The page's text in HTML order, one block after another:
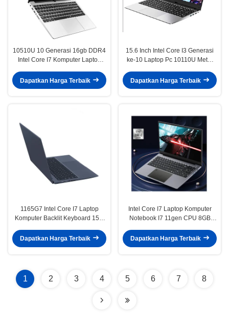
10510U 10 Generasi 16gb DDR4
Intel Core I7 Komputer Laptop
ssd 512GB
Dapatkan Harga Terbaik
15.6 Inch Intel Core I3 Generasi
ke-10 Laptop Pc 10110U Metal
Dapatkan Harga Terbaik
1165G7 Intel Core I7 Laptop
Komputer Backlit Keyboard 15.6
Dapatkan Harga Terbaik
Intel Core I7 Laptop Komputer
Notebook I7 11gen CPU 8GB
Sidik Jari
Dapatkan Harga Terbaik
1 2 3 4 5 6 7 8